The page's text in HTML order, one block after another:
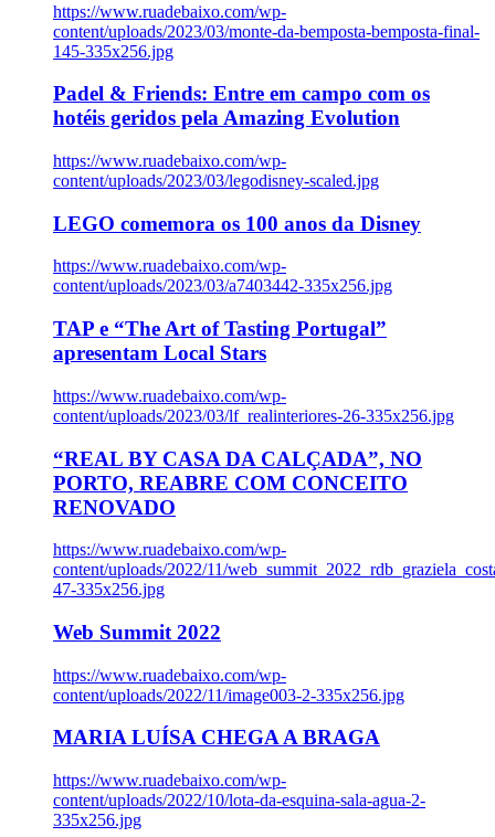
https://www.ruadebaixo.com/wp-
content/uploads/2023/03/monte-da-bemposta-bemposta-final-
145-335x256.jpg
Padel & Friends: Entre em campo com os
hotéis geridos pela Amazing Evolution
https://www.ruadebaixo.com/wp-
content/uploads/2023/03/legodisney-scaled.jpg
LEGO comemora os 100 anos da Disney
https://www.ruadebaixo.com/wp-
content/uploads/2023/03/a7403442-335x256.jpg
TAP e “The Art of Tasting Portugal”
apresentam Local Stars
https://www.ruadebaixo.com/wp-
content/uploads/2023/03/lf_realinteriores-26-335x256.jpg
“REAL BY CASA DA CALÇADA”, NO
PORTO, REABRE COM CONCEITO
RENOVADO
https://www.ruadebaixo.com/wp-
content/uploads/2022/11/
47-335x256.jpg
Web Summit 2022
https://www.ruadebaixo.com/wp-
content/uploads/2022/11/image003-2-335x256.jpg
MARIA LUÍSA CHEGA A BRAGA
https://www.ruadebaixo.com/wp-
content/uploads/2022/10/lota-da-esquina-sala-agua-2-
335x256.jpg